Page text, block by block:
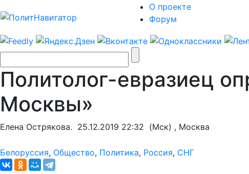
О проекте
Форум
Политолог-евразиец
Москвы»
Елена Острякова. 25.12.2019 22:32 (Мск) , Москва
Белоруссия, Общество, Политика, Россия, СНГ